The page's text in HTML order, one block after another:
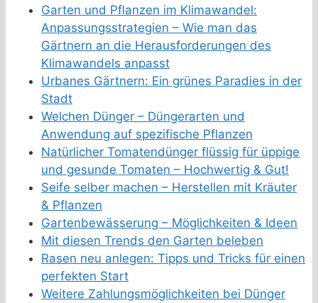
Garten und Pflanzen im Klimawandel:
Anpassungsstrategien – Wie man das
Gärtnern an die Herausforderungen des
Klimawandels anpasst
Urbanes Gärtnern: Ein grünes Paradies in der
Stadt
Welchen Dünger – Düngerarten und
Anwendung auf spezifische Pflanzen
Natürlicher Tomatendünger flüssig für üppige
und gesunde Tomaten – Hochwertig & Gut!
Seife selber machen – Herstellen mit Kräuter
& Pflanzen
Gartenbewässerung – Möglichkeiten & Ideen
Mit diesen Trends den Garten beleben
Rasen neu anlegen: Tipps und Tricks für einen
perfekten Start
Weitere Zahlungsmöglichkeiten bei Dünger